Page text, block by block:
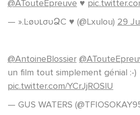
@ATouteEpreuve ♥
— ».ĿøυʟσυՁC ♥ (@Lxulou) 29
@AntoineBlossier
un film tout simplement génial :-)
pic.twitter.com/YCrJjROSlU
— GUS WATERS